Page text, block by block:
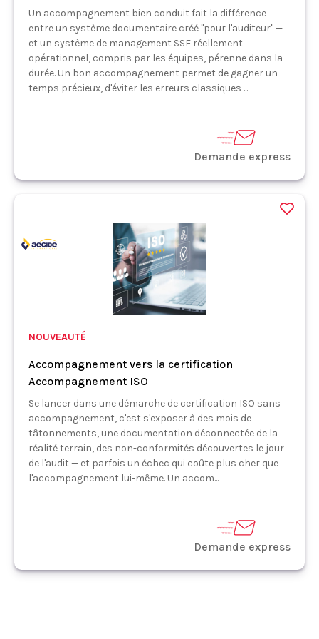
Un accompagnement bien conduit fait la différence
entre un système documentaire créé "pour l'auditeur" —
et un système de management SSE réellement
opérationnel, compris par les équipes, pérenne dans la
durée. Un bon accompagnement permet de gagner un
temps précieux, d'éviter les erreurs classiques ...
Demande express
NOUVEAUTÉ
Accompagnement vers la certification
Accompagnement ISO
Se lancer dans une démarche de certification ISO sans
accompagnement, c'est s'exposer à des mois de
tâtonnements, une documentation déconnectée de la
réalité terrain, des non-conformités découvertes le jour
de l'audit — et parfois un échec qui coûte plus cher que
l'accompagnement lui-même. Un accom...
Demande express